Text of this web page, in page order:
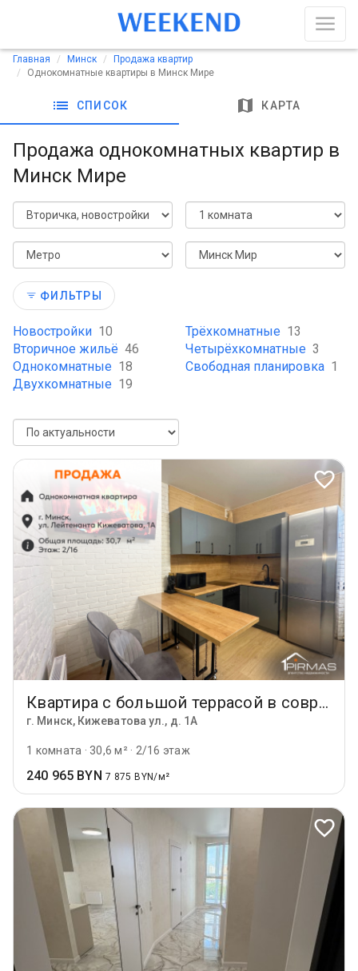
Главная Минск
Продажа квартир
Однокомнатные квартиры в Минск Мире
list СПИСОК map КАРТА
Продажа однокомнатных квартир в
Минск Мире
ФИЛЬТРЫ
Новостройки 10
Вторичное жильё 46
Однокомнатные 18
Двухкомнатные 19
Трёхкомнатные 13
Четырёхкомнатные 3
Свободная планировка 1
Квартира с большой террасой в современном квартале «Азия», дом «Нью-Дели»
г. Минск, Кижеватова ул., д. 1А
1 комната · 30,6 м² · 2/16 этаж
240 965 BYN 7 875 BYN/м²